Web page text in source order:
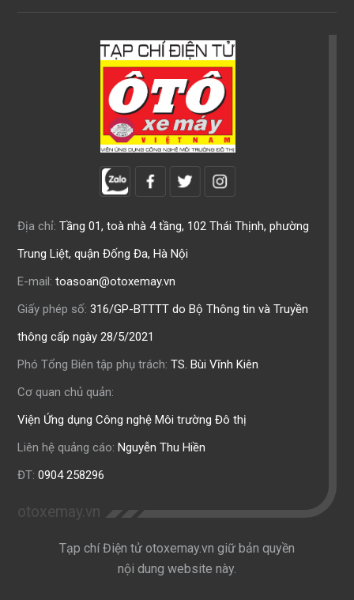
Địa chỉ: Tầng 01, toà nhà 4 tầng, 102 Thái Thịnh, phường
Trung Liệt, quận Đống Đa, Hà Nội
E-mail: toasoan@otoxemay.vn
Giấy phép số: 316/GP-BTTTT do Bộ Thông tin và Truyền
thông cấp ngày 28/5/2021
Phó Tổng Biên tập phụ trách: TS. Bùi Vĩnh Kiên
Cơ quan chủ quản:
Viện Ứng dụng Công nghệ Môi trường Đô thị
Liên hệ quảng cáo: Nguyễn Thu Hiền
ĐT: 0904 258296
otoxemay.vn
Tạp chí Điện tử otoxemay.vn giữ bản quyền
nội dung website này.